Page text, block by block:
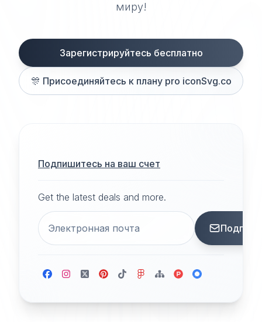
миру!
Зарегистрируйтесь бесплатно
🎊 Присоединяйтесь к плану pro iconSvg.co
Подпишитесь на ваш счет
Get the latest deals and more.